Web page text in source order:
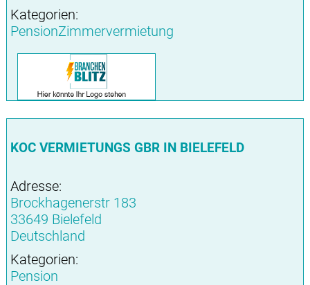
Kategorien:
PensionZimmervermietung
KOC VERMIETUNGS GBR IN BIELEFELD
Adresse:
Brockhagenerstr 183
33649 Bielefeld
Deutschland
Kategorien:
Pension